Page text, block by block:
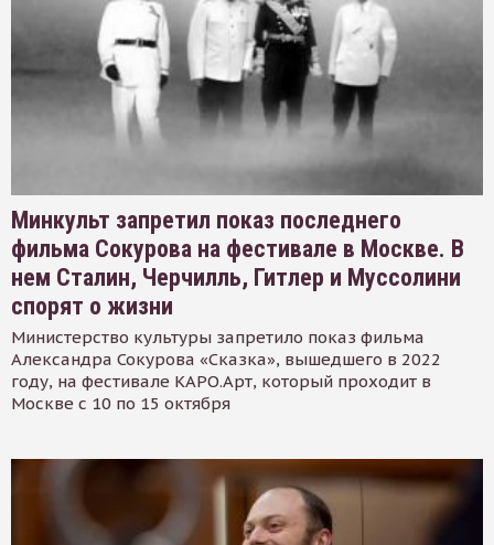
Минкульт запретил показ последнего
фильма Сокурова на фестивале в Москве. В
нем Сталин, Черчилль, Гитлер и Муссолини
спорят о жизни
Министерство культуры запретило показ фильма
Александра Сокурова «Сказка», вышедшего в 2022
году, на фестивале КАРО.Арт, который проходит в
Москве с 10 по 15 октября